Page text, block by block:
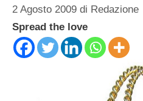
2 Agosto 2009 di Redazione
Spread the love